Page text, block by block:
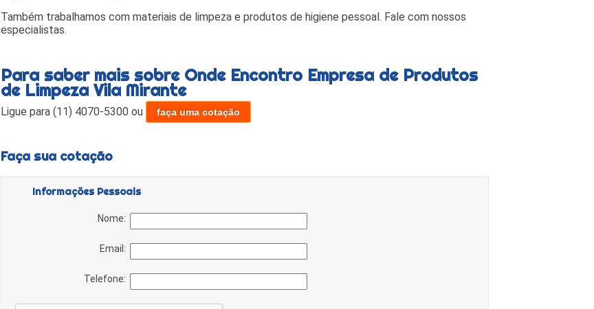
Também trabalhamos com materiais de limpeza e produtos de higiene pessoal. Fale com nossos
especialistas.
Para saber mais sobre Onde Encontro Empresa de Produtos
de Limpeza Vila Mirante
Ligue para (11) 4070-5300 ou faça uma cotação
Faça sua cotação
Informações Pessoais
Nome:
Email:
Telefone: